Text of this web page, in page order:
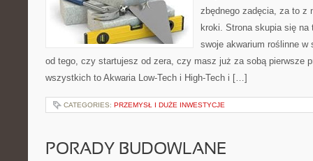
zbędnego zadęcia, za to z
kroki. Strona skupia się na
swoje akwarium roślinne w
od tego, czy startujesz od zera, czy masz już za sobą pierwsze
wszystkich to Akwaria Low-Tech i High-Tech i […]
CATEGORIES: PRZEMYSŁ I DUŻE INWESTYCJE
PORADY BUDOWLANE